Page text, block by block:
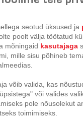
seotud üksused ja
poolt välja töötatud
mõningaid kasutajaga
mille sisu põhineb
võib valida, kas
või valides
pole nõusolekut
toimimiseks.